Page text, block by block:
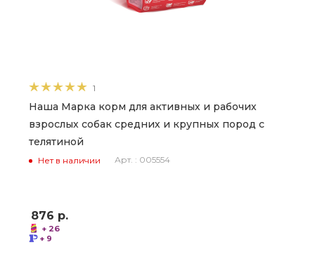
1
Наша Марка корм для активных и рабочих
взрослых собак средних и крупных пород с
телятиной
Нет в наличии Арт. : 005554
876 р.
+ 26
+ 9